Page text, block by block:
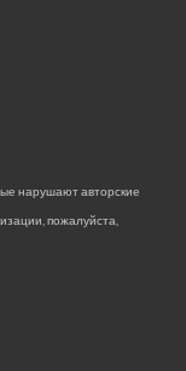
нарушают авторские
пожалуйста,